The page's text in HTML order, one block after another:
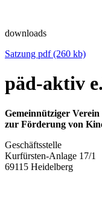
downloads
Satzung pdf (260 kb)
päd-aktiv
Gemeinnütziger Verein
zur Förderung von
Geschäftsstelle
Kurfürsten-Anlage 17/1
69115 Heidelberg